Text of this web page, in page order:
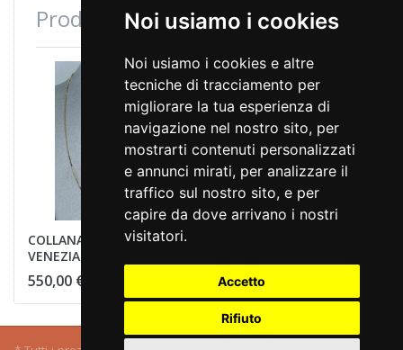
Noi usiamo i cookies
Noi usiamo i cookies e altre
tecniche di tracciamento per
migliorare la tua esperienza di
navigazione nel nostro sito, per
mostrarti contenuti personalizzati
e annunci mirati, per analizzare il
traffico sul nostro sito, e per
capire da dove arrivano i nostri
visitatori.
Accetto
Rifiuto
Prodotti consultati di recente
COLLANA MAGLIA
VENEZIANA
550,00 €